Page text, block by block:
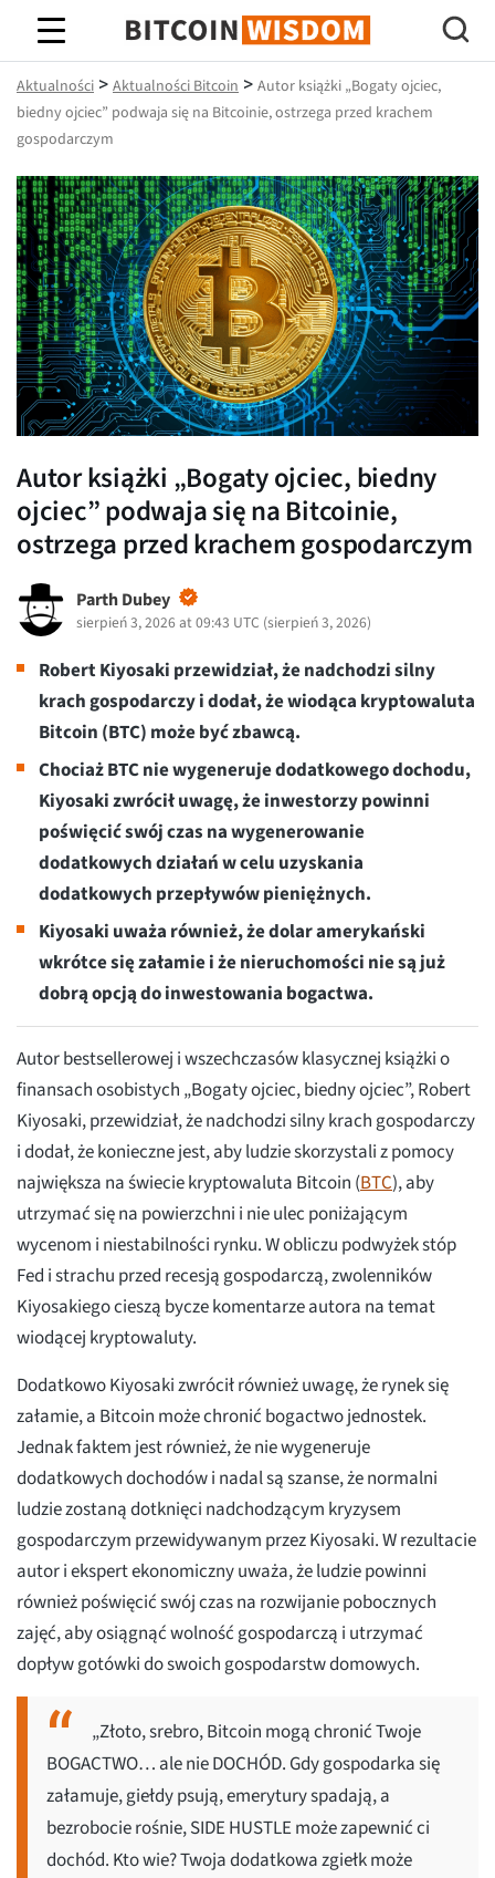
Mądrość Bitcoina
Aktualności > Aktualności Bitcoin > Autor książki „Bogaty ojciec,
biedny ojciec” podwaja się na Bitcoinie, ostrzega przed krachem
gospodarczym
Autor książki „Bogaty ojciec, biedny
ojciec” podwaja się na Bitcoinie,
ostrzega przed krachem gospodarczym
Parth Dubey
sierpień 3, 2026 at 09:43 UTC (sierpień 3, 2026)
Robert Kiyosaki przewidział, że nadchodzi silny
krach gospodarczy i dodał, że wiodąca kryptowaluta
Bitcoin (BTC) może być zbawcą.
Chociaż BTC nie wygeneruje dodatkowego dochodu,
Kiyosaki zwrócił uwagę, że inwestorzy powinni
poświęcić swój czas na wygenerowanie
dodatkowych działań w celu uzyskania
dodatkowych przepływów pieniężnych.
Kiyosaki uważa również, że dolar amerykański
wkrótce się załamie i że nieruchomości nie są już
dobrą opcją do inwestowania bogactwa.
Autor bestsellerowej i wszechczasów klasycznej książki o
finansach osobistych „Bogaty ojciec, biedny ojciec”, Robert
Kiyosaki, przewidział, że nadchodzi silny krach gospodarczy
i dodał, że konieczne jest, aby ludzie skorzystali z pomocy
największa na świecie kryptowaluta Bitcoin (BTC), aby
utrzymać się na powierzchni i nie ulec poniżającym
wycenom i niestabilności rynku. W obliczu podwyżek stóp
Fed i strachu przed recesją gospodarczą, zwolenników
Kiyosakiego cieszą bycze komentarze autora na temat
wiodącej kryptowaluty.
Dodatkowo Kiyosaki zwrócił również uwagę, że rynek się
załamie, a Bitcoin może chronić bogactwo jednostek.
Jednak faktem jest również, że nie wygeneruje
dodatkowych dochodów i nadal są szanse, że normalni
ludzie zostaną dotknięci nadchodzącym kryzysem
gospodarczym przewidywanym przez Kiyosaki. W rezultacie
autor i ekspert ekonomiczny uważa, że ludzie powinni
również poświęcić swój czas na rozwijanie pobocznych
zajęć, aby osiągnąć wolność gospodarczą i utrzymać
dopływ gotówki do swoich gospodarstw domowych.
„Złoto, srebro, Bitcoin mogą chronić Twoje
BOGACTWO… ale nie DOCHÓD. Gdy gospodarka się
załamuje, giełdy psują, emerytury spadają, a
bezrobocie rośnie, SIDE HUSTLE może zapewnić ci
dochód. Kto wie? Twoja dodatkowa zgiełk może